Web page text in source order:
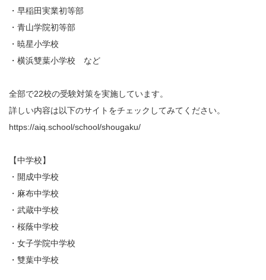
・早稲田実業初等部
・青山学院初等部
・暁星小学校
・横浜雙葉小学校 など
全部で22校の受験対策を実施しています。
詳しい内容は以下のサイトをチェックしてみてください。
https://aiq.school/school/shougaku/
【中学校】
・開成中学校
・麻布中学校
・武蔵中学校
・桜蔭中学校
・女子学院中学校
・雙葉中学校